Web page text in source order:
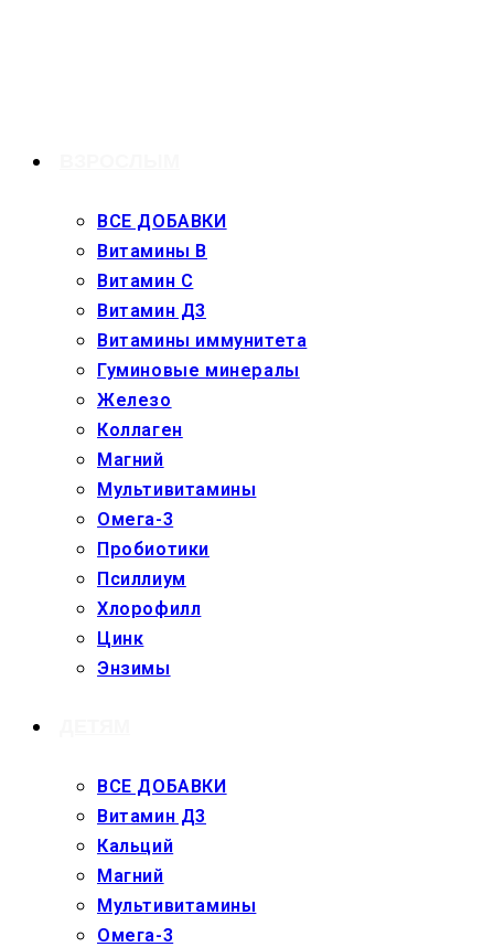
ВСЕ ДОБАВКИ
Витамины В
Витамин С
Витамин Д3
Витамины иммунитета
Гуминовые минералы
Железо
Коллаген
Магний
Мультивитамины
Омега-3
Пробиотики
Псиллиум
Хлорофилл
Цинк
Энзимы
ВСЕ ДОБАВКИ
Витамин Д3
Кальций
Магний
Мультивитамины
Омега-3